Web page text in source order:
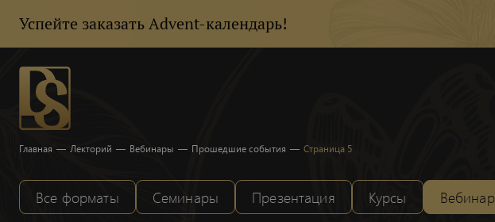
Успейте заказать Advent-календарь!
Главная — Лекторий — Вебинары — Прошедшие события — Страница 5
Все форматы Семинары Презентация Курсы